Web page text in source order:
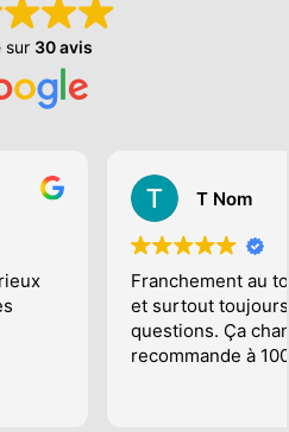
sur 30 avis
équipe dynamique, rapide
pour répondre aux
agences classiques. Je